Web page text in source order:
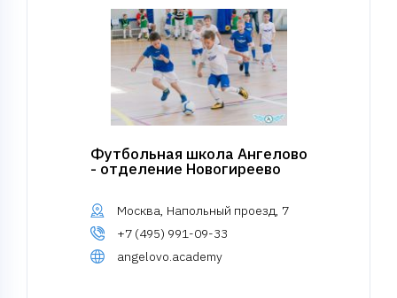
Футбольная школа Ангелово
- отделение Новогиреево
Москва, Напольный проезд, 7
+7 (495) 991-09-33
angelovo.academy